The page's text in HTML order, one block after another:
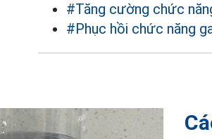
#Tăng cường chức
#Phục hồi chức năng